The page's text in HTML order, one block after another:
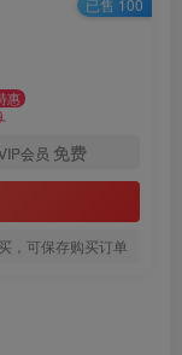
惠
会员 免费
，可保存购买订单
已售 100